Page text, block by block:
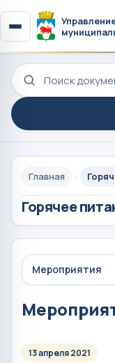
Поиск по сайту
Главная
Горячее
Мероприятия
13 апреля 2021